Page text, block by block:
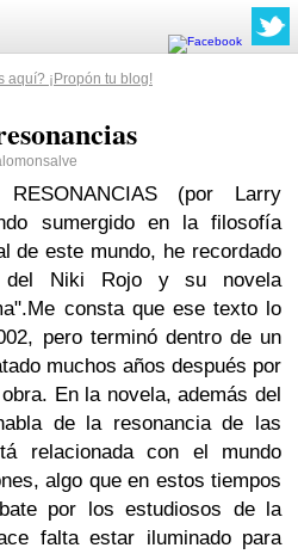
aquí? ¡Propón tu blog!
RESONANCIAS (por Larry
sumergido en la filosofía
de este mundo, he recordado
Niki Rojo y su novela
Me consta que ese texto lo
pero terminó dentro de un
muchos años después por
En la novela, además del
de la resonancia de las
relacionada con el mundo
algo que en estos tiempos
por los estudiosos de la
falta estar iluminado para